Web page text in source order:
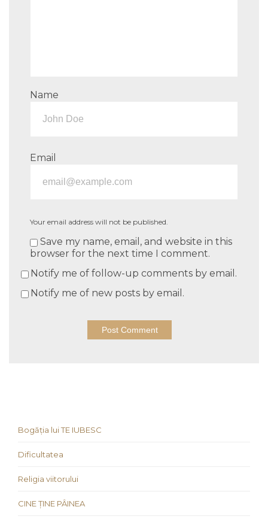
Name
Email
Your email address will not be published.
Save my name, email, and website in this
browser for the next time I comment.
Notify me of follow-up comments by email.
Notify me of new posts by email.
Bogăția lui TE IUBESC
Dificultatea
Religia viitorului
CINE ȚINE PÂINEA